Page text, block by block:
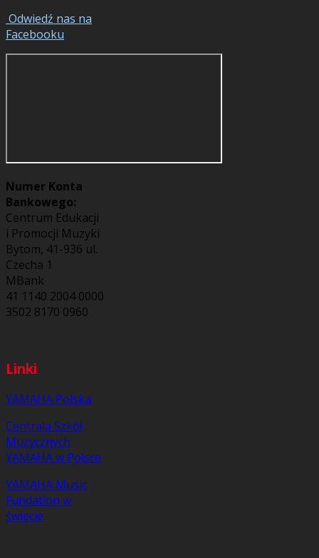
Odwiedź nas na
Facebooku
Numer Konta
Bankowego:
Centrum Edukacji
i Promocji Muzyki
Bytom, 41-936 ul.
Czecha 1
MBank
41 1140 2004 0000
3502 8170 0960
Linki
YAMAHA Polska
Centrala Szkół
Muzycznych
YAMAHA w Polsce
YAMAHA Music
Fundation w
świecie